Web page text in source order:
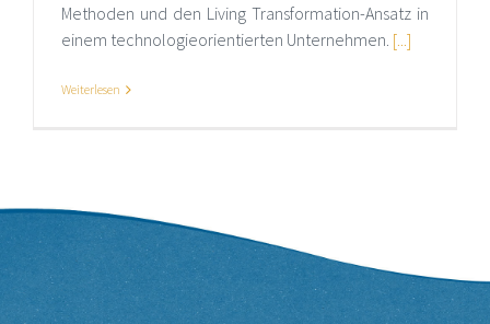
Methoden und den Living Transformation-Ansatz in
einem technologieorientierten Unternehmen. [...]
Weiterlesen